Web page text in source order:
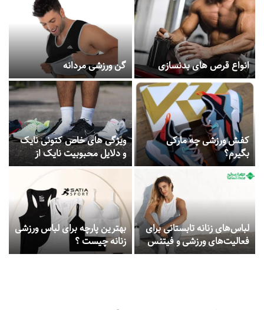
انواع قرص های بدنسازی گن ورزشی مردانه
کفش ورزشی چه مارکی
بگیرم؟
ویژگی های خاص کتونی نایک
و دلایل محبوبیت نایک از
گذشته تا به امروز
لباس‌های زنانه تابستانی برای
فعالیت‌های ورزشی و فیتنس
بهترین پارچه برای لباس ورزشی
زنانه چیست ؟